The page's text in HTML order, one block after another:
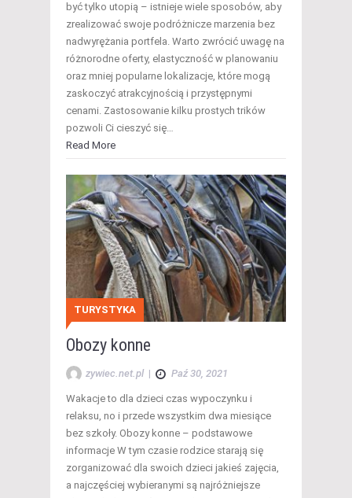
być tylko utopią – istnieje wiele sposobów, aby
zrealizować swoje podróżnicze marzenia bez
nadwyrężania portfela. Warto zwrócić uwagę na
różnorodne oferty, elastyczność w planowaniu
oraz mniej popularne lokalizacje, które mogą
zaskoczyć atrakcyjnością i przystępnymi
cenami. Zastosowanie kilku prostych trików
pozwoli Ci cieszyć się…
Read More
TURYSTYKA
Obozy konne
zywiec.net.pl | Paź 30, 2021
Wakacje to dla dzieci czas wypoczynku i
relaksu, no i przede wszystkim dwa miesiące
bez szkoły. Obozy konne – podstawowe
informacje W tym czasie rodzice starają się
zorganizować dla swoich dzieci jakieś zajęcia,
a najczęściej wybieranymi są najróżniejsze